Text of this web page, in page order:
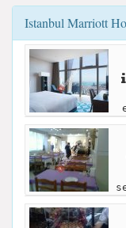
Istanbul Marriott